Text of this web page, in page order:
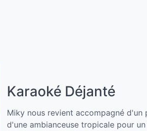
Karaoké Déjanté
Miky nous revient accompagné d'un
d'une ambianceuse tropicale pour